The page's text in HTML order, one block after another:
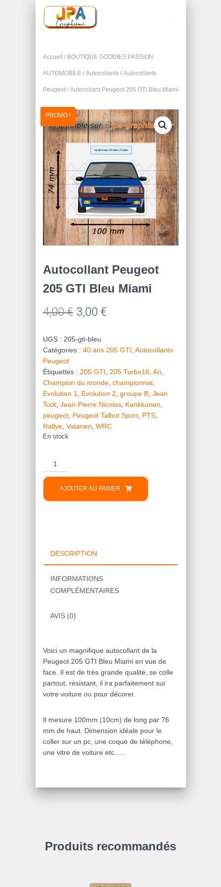
A
I
G
A
T
I
O
N
Accueil / BOUTIQUE GOODIES PASSION
AUTOMOBILE/ Autocollants/ Autocollants
Peugeot/ Autocollant Peugeot 205 GTI Bleu Miami
PROMO !
Autocollant Peugeot
205 GTI Bleu Miami
4,00€ Le
initial
était :
4,00 €.
3,00 €Le
actuel
est :
3,00 €.
UGS : 205-gti-bleu
Catégories : 40 ans 205 GTI Autocollants
Peugeot
Étiquettes : 205 GTI 205 Turbo16, Ari,
Champion du monde, championnat,
Evolution 1
Evolution 2 groupe B, Jean
Todt, Jean-Pierre Nicolas, Kankkunen
peugeot, Peugeot Talbot Sport, PTS,
Rallye, Vatanen WRC
En stock
quantité
de
Autocollant
AJOUTER AU PANIER
DESCRIPTION
INFORMATIONS
COMPLÉMENTAIRES
AVIS (0)
Voici un magnifique autocollant de la
Peugeot 205 GTI Bleu Miami en vue de
face. Il est de très grande qualité, se colle
partout, résistant, il ira parfaitement sur
votre voiture ou pour décorer.
Il mesure 100mm (10cm) de long par 76
mm de haut. Dimension idéale pour le
coller sur un pc, une coque de téléphone,
une vitre de voiture etc…..
Produits recommandés